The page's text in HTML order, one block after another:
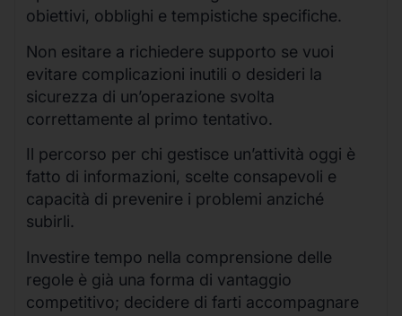
obiettivi, obblighi e tempistiche specifiche.
Non esitare a richiedere supporto se vuoi
evitare complicazioni inutili o desideri la
sicurezza di un’operazione svolta
correttamente al primo tentativo.
Il percorso per chi gestisce un’attività oggi è
fatto di informazioni, scelte consapevoli e
capacità di prevenire i problemi anziché
subirli.
Investire tempo nella comprensione delle
regole è già una forma di vantaggio
competitivo; decidere di farti accompagnare